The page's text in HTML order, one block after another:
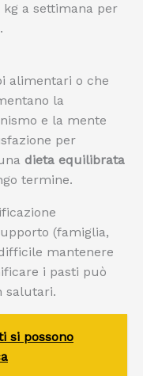
a settimana per
alimentari o che
la
e la mente
per
dieta equilibrata
termine.
(famiglia,
mantenere
i pasti può
salutari.
si possono